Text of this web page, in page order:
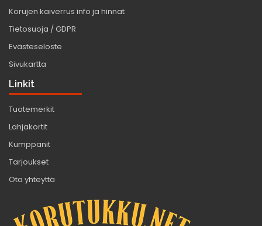
Korujen kaiverrus info ja hinnat
Tietosuoja / GDPR
Evästeseloste
Sivukartta
Linkit
Tuotemerkit
Lahjakortit
Kumppanit
Tarjoukset
Ota yhteyttä